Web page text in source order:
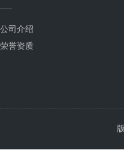
公司介绍
荣誉资质